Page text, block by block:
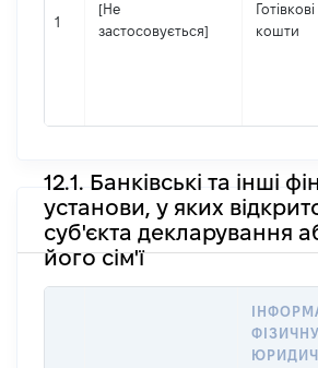
1
[Не
застосовується]
Готівкові
кошти
12.1. Банківські та інші
установи, у яких
суб'єкта декларування
його сім'ї